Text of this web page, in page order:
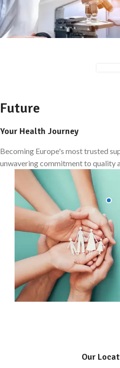
Future
Your Health Journey
Becoming Europe's most trusted
unwavering commitment to quality
Our